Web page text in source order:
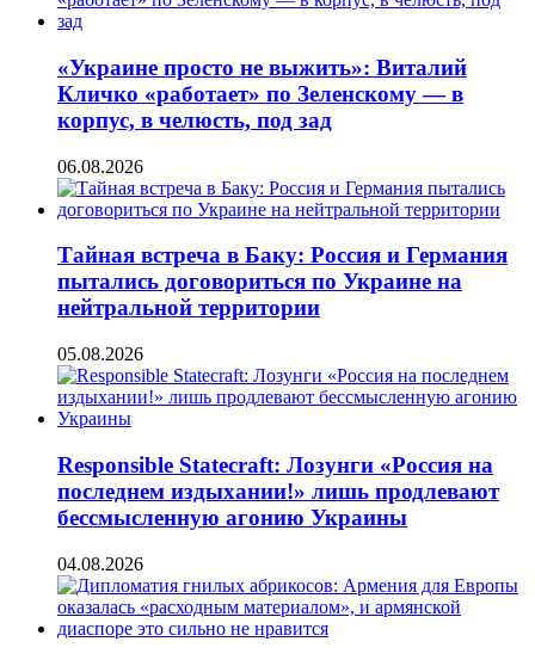
«Украине просто не выжить»: Виталий
Кличко «работает» по Зеленскому — в
корпус, в челюсть, под зад
06.08.2026
Тайная встреча в Баку: Россия и Германия
пытались договориться по Украине на
нейтральной территории
05.08.2026
Responsible Statecraft: Лозунги «Россия на
последнем издыхании!» лишь продлевают
бессмысленную агонию Украины
04.08.2026